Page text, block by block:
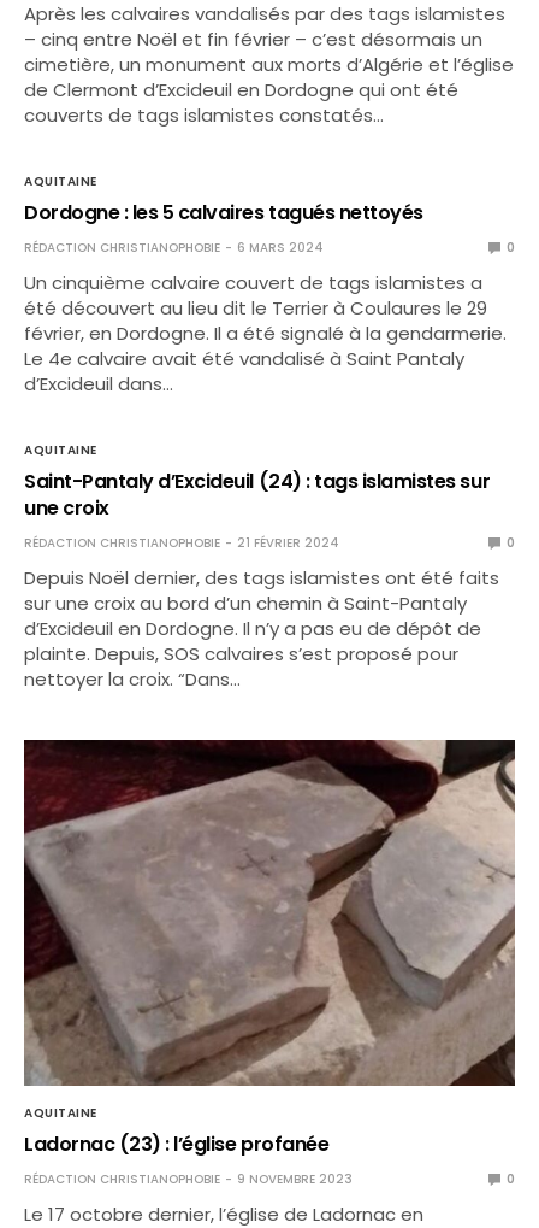
Après les calvaires vandalisés par des tags islamistes
– cinq entre Noël et fin février – c’est désormais un
cimetière, un monument aux morts d’Algérie et l’église
de Clermont d’Excideuil en Dordogne qui ont été
couverts de tags islamistes constatés…
AQUITAINE
Dordogne : les 5 calvaires tagués nettoyés
RÉDACTION CHRISTIANOPHOBIE 6 MARS 2024 0
Un cinquième calvaire couvert de tags islamistes a
été découvert au lieu dit le Terrier à Coulaures le 29
février, en Dordogne. Il a été signalé à la gendarmerie.
Le 4e calvaire avait été vandalisé à Saint Pantaly
d’Excideuil dans…
AQUITAINE
Saint-Pantaly d’Excideuil (24) : tags islamistes sur
une croix
RÉDACTION CHRISTIANOPHOBIE 21 FÉVRIER 2024 0
Depuis Noël dernier, des tags islamistes ont été faits
sur une croix au bord d’un chemin à Saint-Pantaly
d’Excideuil en Dordogne. Il n’y a pas eu de dépôt de
plainte. Depuis, SOS calvaires s’est proposé pour
nettoyer la croix. “Dans…
AQUITAINE
Ladornac (23) : l’église profanée
RÉDACTION CHRISTIANOPHOBIE 9 NOVEMBRE 2023 0
Le 17 octobre dernier, l’église de Ladornac en